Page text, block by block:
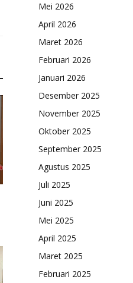
Mei 2026
April 2026
Maret 2026
Februari 2026
Januari 2026
Desember 2025
November 2025
Oktober 2025
September 2025
Agustus 2025
Juli 2025
Juni 2025
Mei 2025
April 2025
Maret 2025
Februari 2025